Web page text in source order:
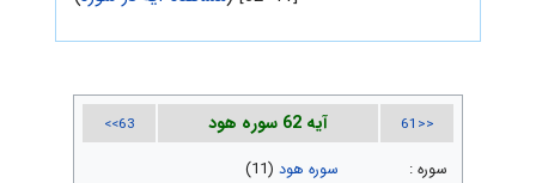
<<61 آیه 62 سوره هود 63>>
سوره : سوره هود (11)